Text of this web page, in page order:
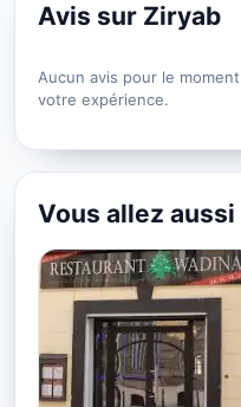
Avis sur Ziryab
Aucun avis pour le
votre expérience.
Vous allez